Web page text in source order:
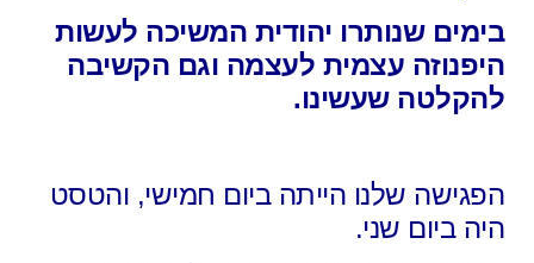
בימים שנותרו יהודית המשיכה לעשות
היפנוזה עצמית לעצמה וגם הקשיבה
להקלטה שעשינו.
הפגישה שלנו הייתה ביום חמישי, והטסט
היה ביום שני.